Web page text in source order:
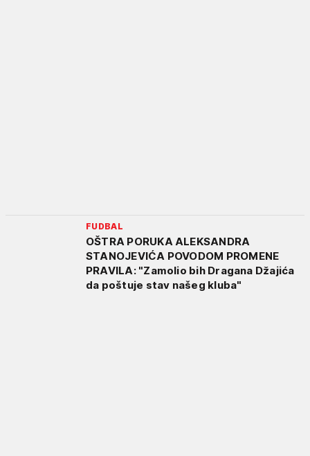
FUDBAL
OŠTRA PORUKA ALEKSANDRA
STANOJEVIĆA POVODOM PROMENE
PRAVILA: "Zamolio bih Dragana Džajića
da poštuje stav našeg kluba"